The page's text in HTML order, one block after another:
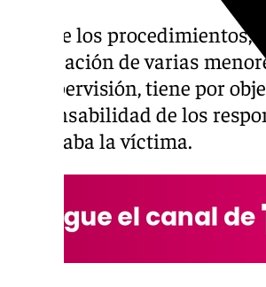
Uno de los
implicación de varias
de supervisión, tiene por
responsabilidad de los
estudiaba la víctima.